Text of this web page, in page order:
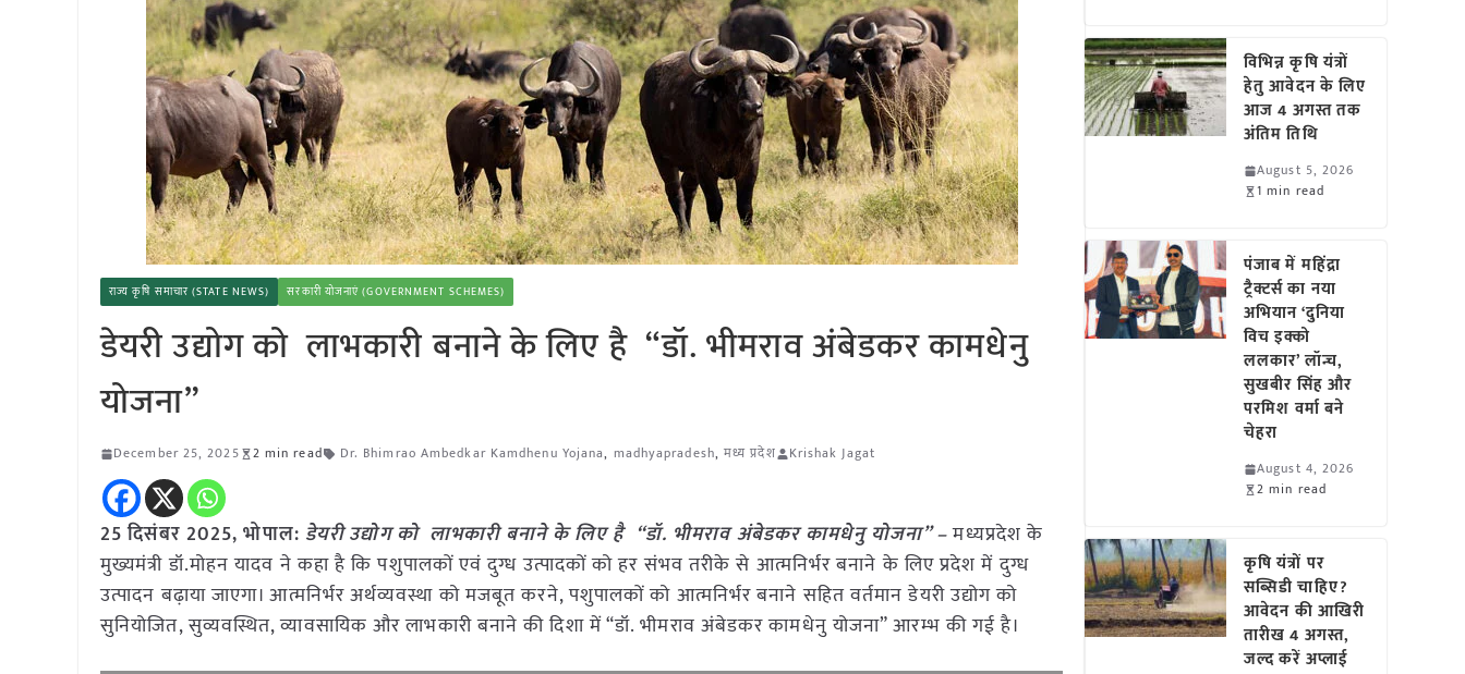
राज्य कृषि समाचार (STATE NEWS) सरकारी योजनाएं (GOVERNMENT SCHEMES)
डेयरी उद्योग को लाभकारी बनाने के लिए है “डॉ. भीमराव अंबेडकर कामधेनु
योजना”
December 25, 2025 2 min read Dr. Bhimrao Ambedkar Kamdhenu Yojana, madhyapradesh,मध्य प्रदेश Krishak Jagat
25 दिसंबर 2025, भोपाल: डेयरी उद्योग को लाभकारी बनाने के लिए है “डॉ. भीमराव अंबेडकर कामधेनु योजना” –मध्यप्रदेश के
मुख्यमंत्री डॉ.मोहन यादव ने कहा है कि पशुपालकों एवं दुग्ध उत्पादकों को हर संभव तरीके से आत्मनिर्भर बनाने के लिए प्रदेश में दुग्ध
उत्पादन बढ़ाया जाएगा। आत्मनिर्भर अर्थव्यवस्था को मजबूत करने, पशुपालकों को आत्मनिर्भर बनाने सहित वर्तमान डेयरी उद्योग को
सुनियोजित, सुव्यवस्थित, व्यावसायिक और लाभकारी बनाने की दिशा में “डॉ. भीमराव अंबेडकर कामधेनु योजना” आरम्भ की गई है।
विभिन्न कृषि यंत्रों
हेतु आवेदन के लिए
आज 4 अगस्त तक
अंतिम तिथि
August 5, 2026
1 min read
पंजाब में महिंद्रा
ट्रैक्टर्स का नया
अभियान ‘दुनिया
विच इक्को
ललकार’ लॉन्च,
सुखबीर सिंह और
परमिश वर्मा बने
चेहरा
August 4, 2026
2 min read
कृषि यंत्रों पर
सब्सिडी चाहिए?
आवेदन की आखिरी
तारीख 4 अगस्त,
जल्द करें अप्लाई